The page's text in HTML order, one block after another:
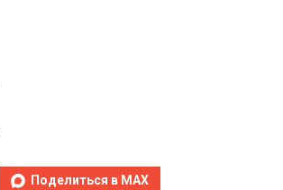
Поделиться в MAX